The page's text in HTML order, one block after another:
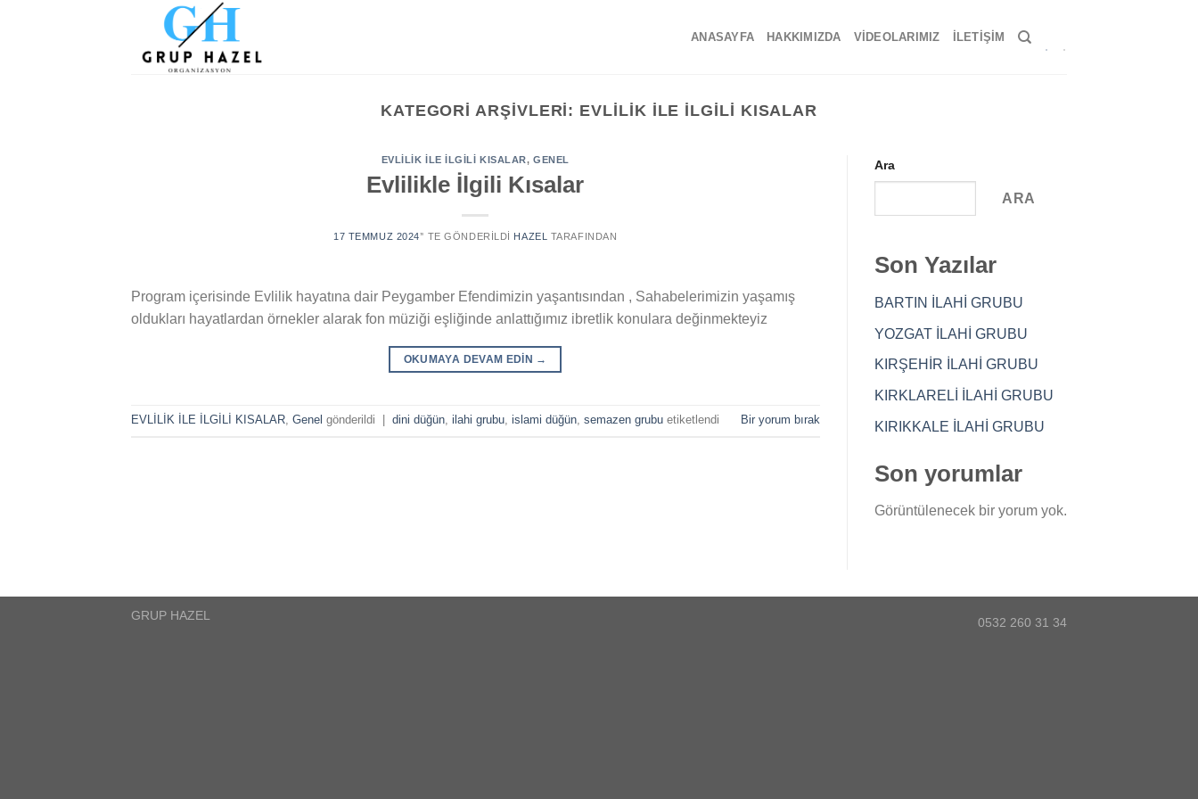
ANASAYFA HAKKIMIZDA VIDEOLARIMIZ İLETIŞIM
KATEGORI ARŞIVLERI: EVLİLİK İLE İLGİLİ KISALAR
EVLİLİK İLE İLGİLİ KISALAR,GENEL
Evlilikle İlgili Kısalar
17 TEMMUZ 2024’' TE GÖNDERILDI HAZEL TARAFINDAN
Program içerisinde Evlilik hayatına dair Peygamber Efendimizin yaşantısından , Sahabelerimizin yaşamış
oldukları hayatlardan örnekler alarak fon müziği eşliğinde anlattığımız ibretlik konulara değinmekteyiz
OKUMAYA DEVAM EDIN →
EVLİLİK İLE İLGİLİ KISALAR, Genel gönderildi dini düğün, ilahi grubu, islami düğün, semazen grubu etiketlendi Bir yorum bırak
Ara
ARA
Son Yazılar
BARTIN İLAHİ GRUBU
YOZGAT İLAHİ GRUBU
KIRŞEHİR İLAHİ GRUBU
KIRKLARELİ İLAHİ GRUBU
KIRIKKALE İLAHİ GRUBU
Son yorumlar
Görüntülenecek bir yorum yok.
0532 260 31 34
GRUP HAZEL